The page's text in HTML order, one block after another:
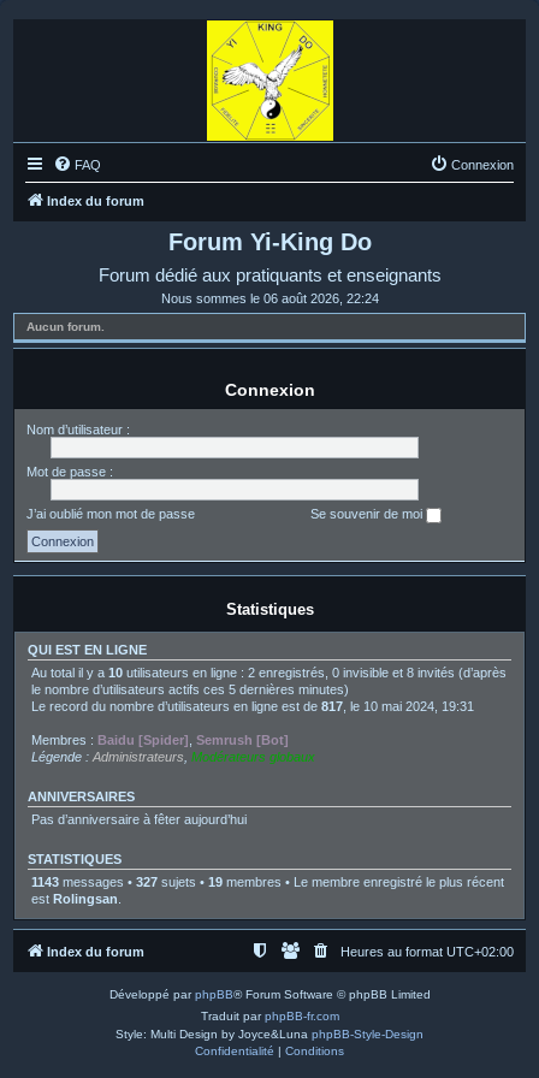
FAQ Connexion
Index du forum
Forum Yi-King Do
Forum dédié aux pratiquants et enseignants
Nous sommes le 06 août 2026, 22:24
Aucun forum.
Connexion
Nom d’utilisateur :
Mot de passe :
J’ai oublié mon mot de passe Se souvenir de moi
Statistiques
QUI EST EN LIGNE
Au total il y a 10 utilisateurs en ligne : 2 enregistrés, 0 invisible et 8 invités (d’après
le nombre d’utilisateurs actifs ces 5 dernières minutes)
Le record du nombre d’utilisateurs en ligne est de 817 , le 10 mai 2024, 19:31
Membres : Baidu [Spider] Semrush [Bot]
Légende : Administrateurs Modérateurs globaux
ANNIVERSAIRES
Pas d’anniversaire à fêter aujourd’hui
STATISTIQUES
1143 messages • 327 sujets • 19 membres • Le membre enregistré le plus récent
est Rolingsan
Index du forum Heures au format UTC+02:00
Développé parphpBB® Forum Software © phpBB Limited
Traduit parphpBB-fr.com
Style: Multi Design by Joyce&Luna phpBB-Style-Design
Confidentialité | Conditions